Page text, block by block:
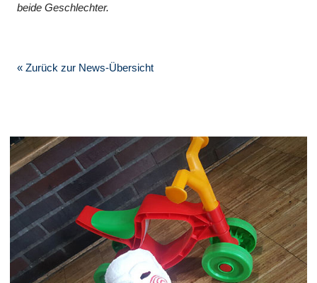
beide Geschlechter.
« Zurück zur News-Übersicht